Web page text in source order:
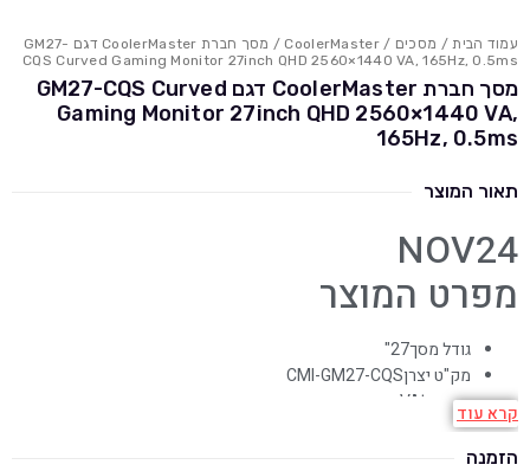
עמוד הבית/ מסכים /
CoolerMaster
/ מסך חברת CoolerMaster דגם GM27-
CQS Curved Gaming Monitor 27inch QHD 2560×1440 VA, 165Hz, 0.5ms
מסך חברת CoolerMaster דגם GM27-CQS Curved
Gaming Monitor 27inch QHD 2560×1440 VA,
165Hz, 0.5ms
תאור המוצר
NOV24
מפרט המוצר
גודל מסך27"
מק"ט יצרןCMI-GM27-CQS
סוג פנלVA
בהירות (cd/m²)
זמן תגובה במילי שניות
קרא עוד
הזמנה